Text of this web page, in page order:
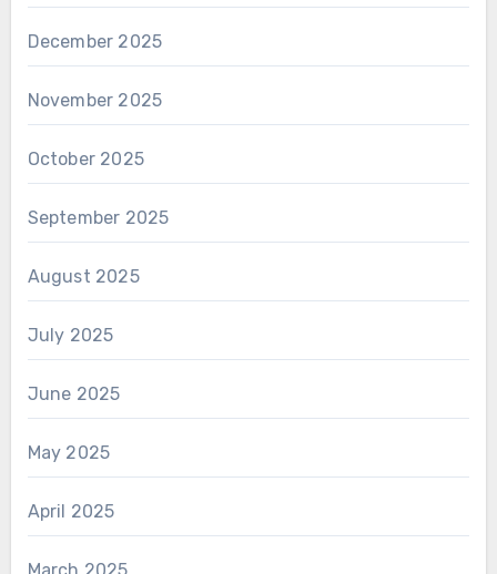
December 2025
November 2025
October 2025
September 2025
August 2025
July 2025
June 2025
May 2025
April 2025